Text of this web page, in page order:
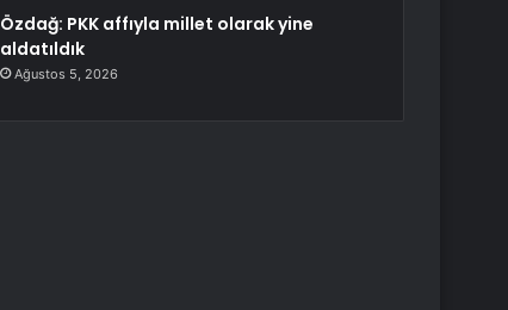
Özdağ: PKK affıyla millet olarak yine
aldatıldık
Ağustos 5, 2026